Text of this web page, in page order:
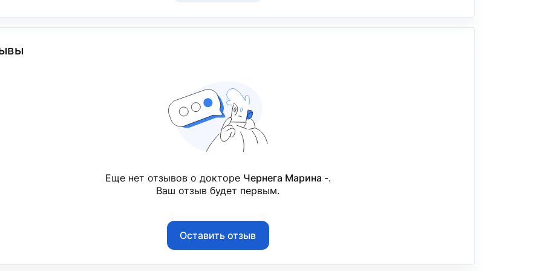
Еще нет отзывов о докторе Чернега Марина -.
Ваш отзыв будет первым.
Оставить отзыв